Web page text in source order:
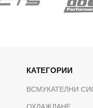
КАТЕГОРИИ
ВСМУКАТЕЛНИ